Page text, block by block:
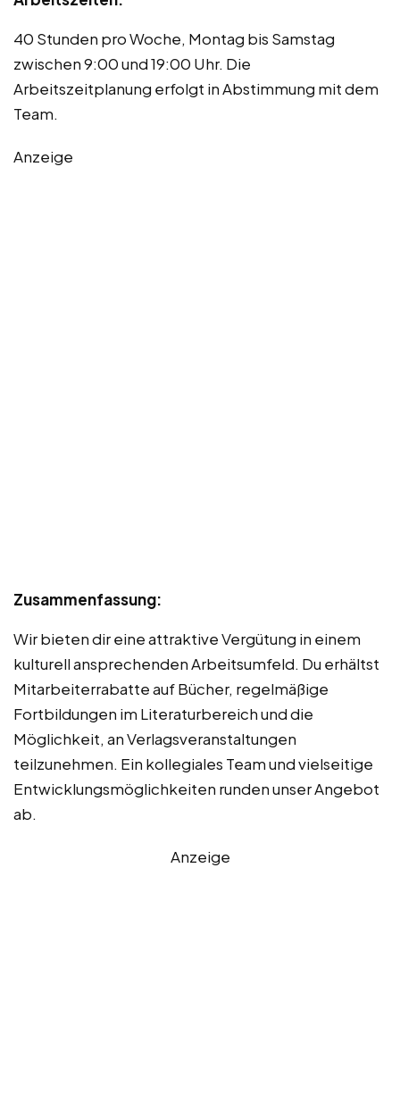
40 Stunden pro Woche, Montag bis Samstag
zwischen 9:00 und 19:00 Uhr. Die
Arbeitszeitplanung erfolgt in Abstimmung mit dem
Team.
Anzeige
Zusammenfassung:
Wir bieten dir eine attraktive Vergütung in einem
kulturell ansprechenden Arbeitsumfeld. Du erhältst
Mitarbeiterrabatte auf Bücher, regelmäßige
Fortbildungen im Literaturbereich und die
Möglichkeit, an Verlagsveranstaltungen
teilzunehmen. Ein kollegiales Team und vielseitige
Entwicklungsmöglichkeiten runden unser Angebot
ab.
Anzeige